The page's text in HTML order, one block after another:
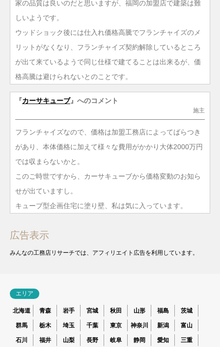
家の品質は良いのだと思いますが、福岡の加盟店で建築は難
しいようです。
ウッドショック後には仕入れ価格高騰でフランチャイズのメ
リットがなくなり、フランチャイズ契約解除しているところ
が出て来ているようで同じ仕様で建てることは出来るが、価
格高騰は避けられないとのことです。
『カーサキューブ』へのコメント
施主
フランチャイズなので、価格は加盟工務店によってばらつき
があり、本体価格に加えて様々な費用がかかり大体2000万円
では収まらないかと。
このご時世ですから、カーサキューブから価格変動のお知ら
せが出ていますし。
キューブ型企画住宅に塗り壁、私は気に入っています。
広告表示
みんなの工務店リサーチでは、アフィリエイト広告を利用しています。
エリア
北海道 青森 岩手 宮城 秋田 山形 福島 茨城
群馬 栃木 埼玉 千葉 東京 神奈川 新潟 富山
石川 福井 山梨 長野 岐阜 静岡 愛知 三重